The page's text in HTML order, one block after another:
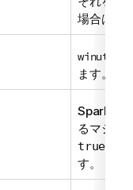
場合は
ます。例:
Sparkの
るマシン
true
す。